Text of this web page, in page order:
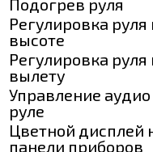
Подогрев руля
Регулировка руля
высоте
Регулировка руля
вылету
Управление аудио
руле
Цветной дисплей
панели приборов